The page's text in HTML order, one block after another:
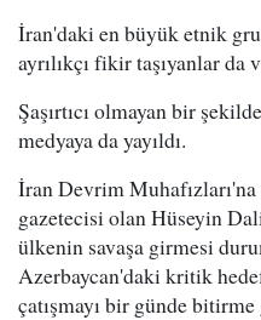
İran'daki en büyük etnik
ayrılıkçı fikir taşıyanlar da
Şaşırtıcı olmayan bir
medyaya da yayıldı.
İran Devrim
gazetecisi olan Hüseyin
ülkenin savaşa girmesi
Azerbaycan'daki kritik
çatışmayı bir günde